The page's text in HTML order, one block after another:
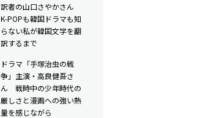
訳者の山口さやかさん
K-POPも韓国ドラマも知
らない私が韓国文学を翻
訳するまで
ドラマ「手塚治虫の戦
争」主演・高良健吾さ
ん 戦時中の少年時代の
厳しさと漫画への強い熱
量を感じながら